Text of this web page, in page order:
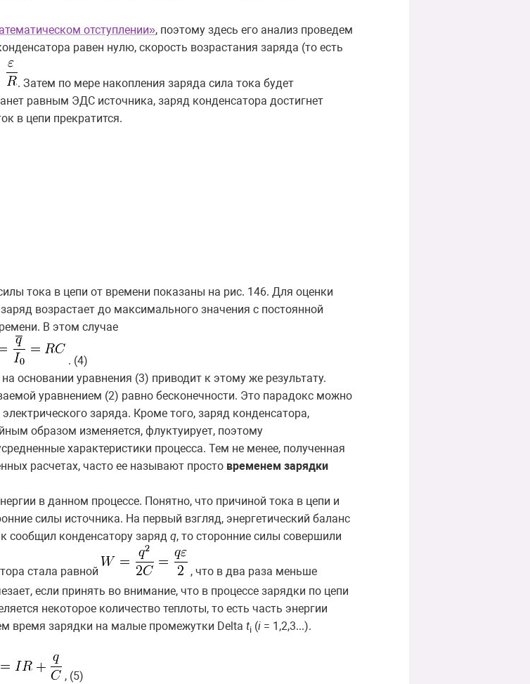
отступлении», поэтому здесь его анализ проведем
равен нулю, скорость возрастания заряда (то есть
. Затем по мере накопления заряда сила тока будет
равным ЭДС источника, заряд конденсатора достигнет
в цепи прекратится.
тока в цепи от времени показаны на рис. 146. Для оценки
возрастает до максимального значения с постоянной
В этом случае
. (4)
основании уравнения (3) приводит к этому же результату.
уравнением (2) равно бесконечности. Это парадокс можно
заряда. Кроме того, заряд конденсатора,
образом изменяется, флуктуирует, поэтому
характеристики процесса. Тем не менее, полученная
расчетах, часто ее называют просто временем зарядки
в данном процессе. Понятно, что причиной тока в цепи и
силы источника. На первый взгляд, энергетический баланс
сообщил конденсатору заряд q, то сторонние силы совершили
стала равной
, что в два раза меньше
если принять во внимание, что в процессе зарядки по цепи
некоторое количество теплоты, то есть часть энергии
время зарядки на малые промежутки Delta ti (i = 1,2,3...).
, (5)